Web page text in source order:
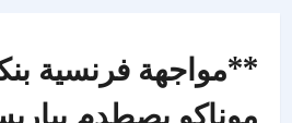
**مواجهة فرنسية
موناكو يصطدم